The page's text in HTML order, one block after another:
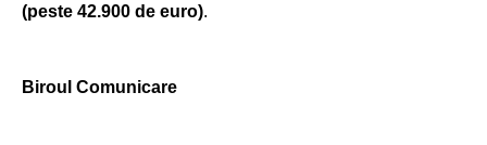
(peste 42.900 de euro).
Biroul Comunicare